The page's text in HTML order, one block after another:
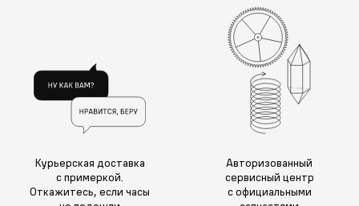
Курьерская доставка
с примеркой.
Откажитесь, если часы
Авторизованный
сервисный центр
с официальными